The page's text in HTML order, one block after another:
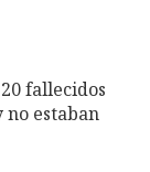
fallecidos
no estaban